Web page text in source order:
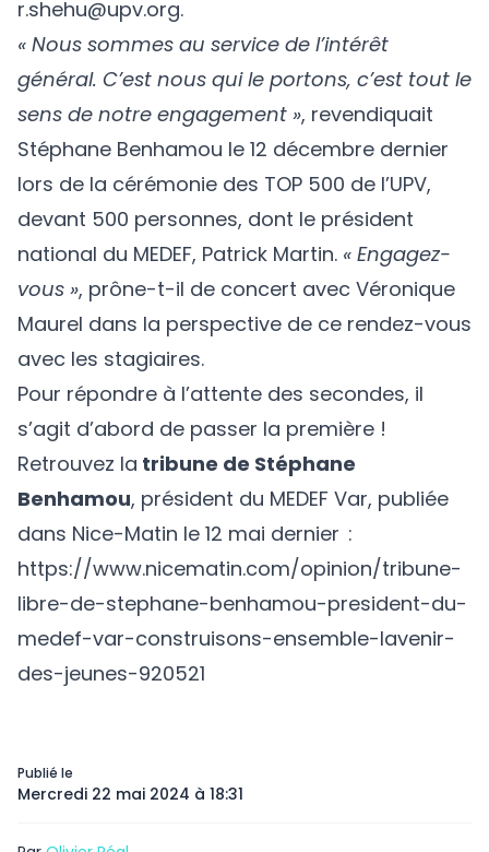
Publié le
Mercredi 22 mai 2024 à 18:31
r.shehu@upv.org.
« Nous sommes au service de l’intérêt
général. C’est nous qui le portons, c’est tout le
sens de notre engagement », revendiquait
Stéphane Benhamou le 12 décembre dernier
lors de la cérémonie des TOP 500 de l’UPV,
devant 500 personnes, dont le président
national du MEDEF, Patrick Martin. « Engagez-
vous », prône-t-il de concert avec Véronique
Maurel dans la perspective de ce rendez-vous
avec les stagiaires.
Pour répondre à l’attente des secondes, il
s’agit d’abord de passer la première !
Retrouvez la tribune de Stéphane
Benhamou, président du MEDEF Var, publiée
dans Nice-Matin le 12 mai dernier :
https://www.nicematin.com/opinion/tribune-
libre-de-stephane-benhamou-president-du-
medef-var-construisons-ensemble-lavenir-
des-jeunes-920521